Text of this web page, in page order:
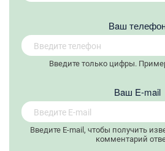
Вaш
Введите только цифры.
Вaш E-mail
Введите E-mail, чтобы получить
комментарий